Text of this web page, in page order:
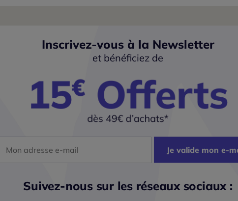
Inscrivez-vous à la Newsletter
et bénéficiez de
Je valide mon e-
Suivez-nous sur les réseaux sociaux :